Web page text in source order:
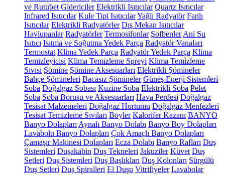
ve Rutubet Gidericiler Elektrikli Isıtıcılar Quartz Isıtıcılar
Infrared Isıtıcılar Kule Tipi IsıtıcılarYağlı Radyatör Fanlı
Isıtıcılar Elektrikli Radyatörler Dış Mekan Isıtıcılar
Havlupanlar Radyatörler Termosifonlar Şofbenler Ani Su
Isıtıcı Isıtma ve Soğutma Yedek Parça Radyatör Vanaları
Termostat Klima Yedek Parça Radyatör Yedek Parça Klima
Temizleyicisi Klima Temizleme Spreyi Klima Temizleme
Sıvısı Şömine Şömine Aksesuarları Elektrikli Şömineler
Bahçe Şömineleri Bacasız Şömineler Güneş Enerji Sistemleri
Soba Doğalgaz Sobası Kuzine Soba Elektrikli Soba Pelet
Soba Soba Borusu ve Aksesuarları Hava Perdesi Doğalgaz
Tesisat Malzemeleri Doğalgaz Hortumu Doğalgaz Menfezleri
Tesisat Temizleme Sıvıları Boyler Kalorifer Kazanı BANYO
Banyo Dolapları Aynalı Banyo Dolabı Banyo Boy Dolapları
Lavabolu Banyo Dolapları Çok Amaçlı Banyo Dolapları
Çamaşır Makinesi Dolapları Ecza Dolabı Banyo Rafları Duş
Sistemleri Duşakabin Duş Tekneleri Jakuziler Küvet Duş
Setleri Duş Sistemleri Duş Başlıkları Duş Kolonları Sürgülü
Duş Setleri Duş Spiralleri El Duşu Vitrifiyeler Lavabolar